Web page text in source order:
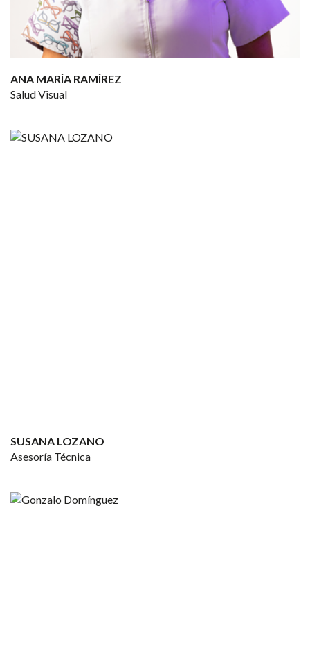
ANA MARÍA RAMÍREZ
Salud Visual
SUSANA LOZANO
Asesoría Técnica